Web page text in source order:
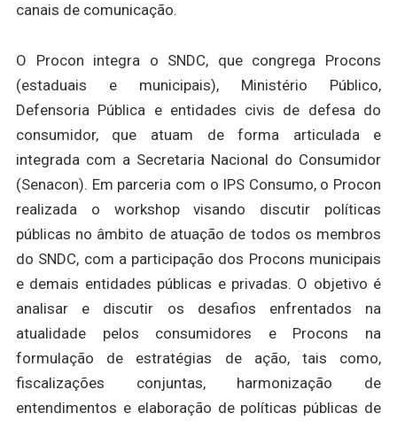
canais de comunicação.
O Procon integra o SNDC, que congrega Procons
(estaduais e municipais), Ministério Público,
Defensoria Pública e entidades civis de defesa do
consumidor, que atuam de forma articulada e
integrada com a Secretaria Nacional do Consumidor
(Senacon). Em parceria com o IPS Consumo, o Procon
realizada o workshop visando discutir políticas
públicas no âmbito de atuação de todos os membros
do SNDC, com a participação dos Procons municipais
e demais entidades públicas e privadas. O objetivo é
analisar e discutir os desafios enfrentados na
atualidade pelos consumidores e Procons na
formulação de estratégias de ação, tais como,
fiscalizações conjuntas, harmonização de
entendimentos e elaboração de políticas públicas de